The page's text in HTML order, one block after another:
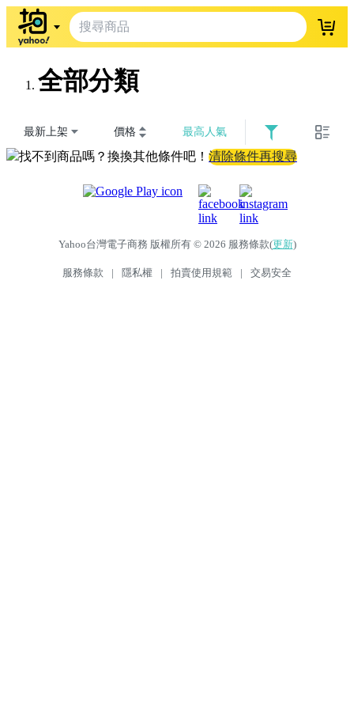
登入
全部分類
最新上架 價格 最高人氣
找不到商品嗎？換換其他條件吧！ 清除條件再搜尋
Yahoo台灣電子商務 版權所有 © 2026 服務條款(更新)
服務條款 | 隱私權 | 拍賣使用規範 | 交易安全